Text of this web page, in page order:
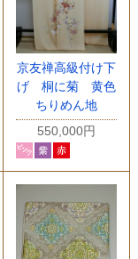
京友禅高級付け下
げ 桐に菊 黄色
ちりめん地
550,000円